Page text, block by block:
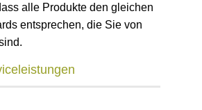
alle Produkte den gleichen
entsprechen, die Sie von